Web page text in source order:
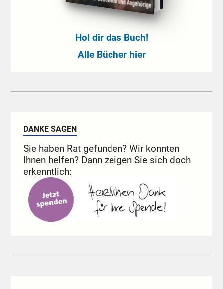
Hol dir das Buch!
Alle Bücher hier
DANKE SAGEN
Sie haben Rat gefunden? Wir konnten
Ihnen helfen? Dann zeigen Sie sich doch
erkenntlich: